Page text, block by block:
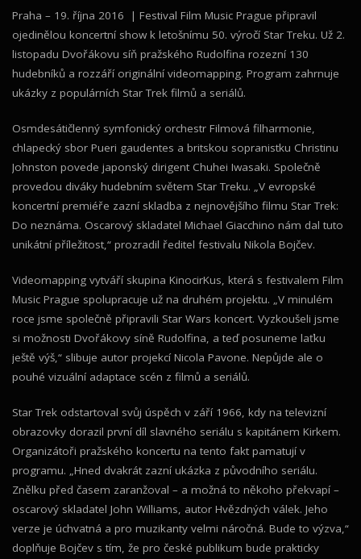
Praha – 19. října 2016 | Festival Film Music Prague připravil
ojedinělou koncertní show k letošnímu 50. výročí Star Treku. Už 2.
listopadu Dvořákovu síň pražského Rudolfina rozezní 130
hudebníků a rozzáří originální videomapping. Program zahrnuje
ukázky z populárních Star Trek filmů a seriálů.
Osmdesátičlenný symfonický orchestr Filmová filharmonie,
chlapecký sbor Pueri gaudentes a britskou sopranistku Christinu
Johnston povede japonský dirigent Chuhei Iwasaki. Společně
provedou diváky hudebním světem Star Treku. „V evropské
koncertní premiéře zazní skladba z nejnovějšího filmu Star Trek:
Do neznáma. Oscarový skladatel Michael Giacchino nám dal tuto
unikátní příležitost,“ prozradil ředitel festivalu Nikola Bojčev.
Videomapping vytváří skupina KinocirKus, která s festivalem Film
Music Prague spolupracuje už na druhém projektu. „V minulém
roce jsme společně připravili Star Wars koncert. Vyzkoušeli jsme
si možnosti Dvořákovy síně Rudolfina, a teď posuneme laťku
ještě výš,“ slibuje autor projekcí Nicola Pavone. Nepůjde ale o
pouhé vizuální adaptace scén z filmů a seriálů.
Star Trek odstartoval svůj úspěch v září 1966, kdy na televizní
obrazovky dorazil první díl slavného seriálu s kapitánem Kirkem.
Organizátoři pražského koncertu na tento fakt pamatují v
programu. „Hned dvakrát zazní ukázka z původního seriálu.
Znělku před časem zaranžoval – a možná to někoho překvapí –
oscarový skladatel John Williams, autor Hvězdných válek. Jeho
verze je úchvatná a pro muzikanty velmi náročná. Bude to výzva,“
doplňuje Bojčev s tím, že pro české publikum bude prakticky